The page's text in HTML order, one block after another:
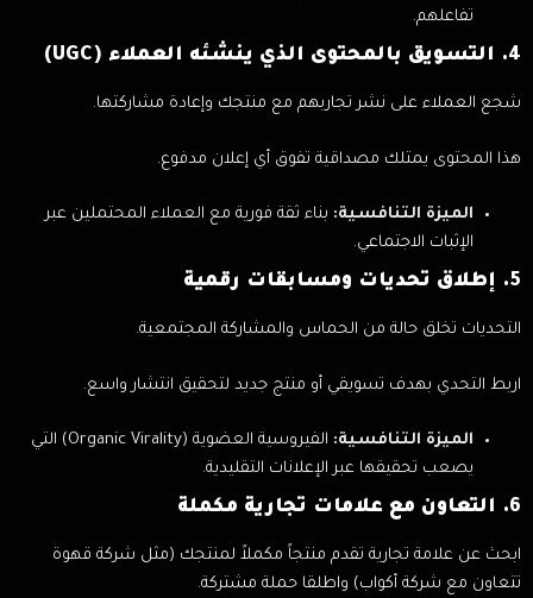
تفاعلهم.
4. التسويق بالمحتوى الذي ينشئه العملاء (UGC)
شجع العملاء على نشر تجاربهم مع منتجك وإعادة مشاركتها.
هذا المحتوى يمتلك مصداقية تفوق أي إعلان مدفوع.
الميزة التنافسية: بناء ثقة فورية مع العملاء المحتملين عبر
الإثبات الاجتماعي.
5. إطلاق تحديات ومسابقات رقمية
التحديات تخلق حالة من الحماس والمشاركة المجتمعية.
اربط التحدي بهدف تسويقي أو منتج جديد لتحقيق انتشار واسع.
الميزة التنافسية:
الفيروسية العضوية (Organic Virality) التي
يصعب تحقيقها عبر الإعلانات التقليدية.
6. التعاون مع علامات تجارية مكملة
ابحث عن علامة تجارية تقدم منتجاً مكملاً لمنتجك (مثل شركة قهوة
تتعاون مع شركة أكواب) واطلقا حملة مشتركة.